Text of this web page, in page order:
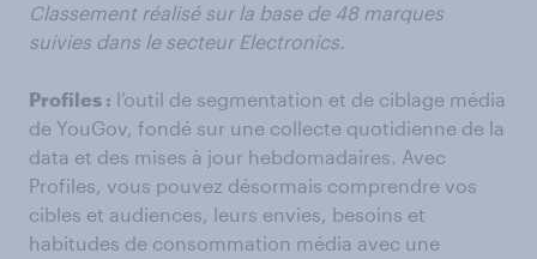
Classement réalisé sur la base de 48 marques
suivies dans le secteur Electronics.
Profiles : l’outil de segmentation et de ciblage média
de YouGov, fondé sur une collecte quotidienne de la
data et des mises à jour hebdomadaires. Avec
Profiles, vous pouvez désormais comprendre vos
cibles et audiences, leurs envies, besoins et
habitudes de consommation média avec une